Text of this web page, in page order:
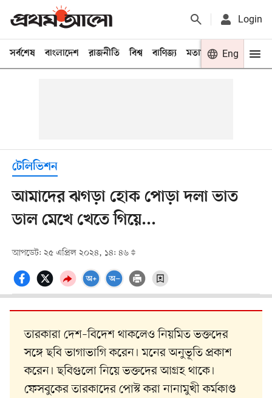
Login
সর্বশেষ বাংলাদেশ রাজনীতি বিশ্ব বাণিজ্য মতামত খেলা
Eng
টেলিভিশন
আমাদের ঝগড়া হোক পোড়া দলা ভাত
ডাল মেখে খেতে গিয়ে...
আপডেট: ২৫ এপ্রিল ২০২৪, ১৪: ৪৬
তারকারা দেশ–বিদেশ থাকলেও নিয়মিত ভক্তদের
সঙ্গে ছবি ভাগাভাগি করেন। মনের অনুভূতি প্রকাশ
করেন। ছবিগুলো নিয়ে ভক্তদের আগ্রহ থাকে।
ফেসবুকের তারকাদের পোস্ট করা নানামুখী কর্মকাণ্ড